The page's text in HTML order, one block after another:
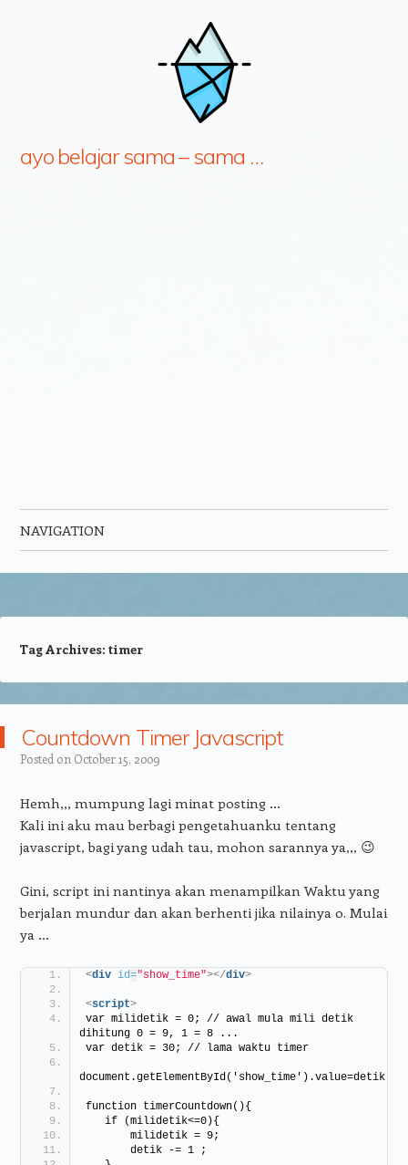
ayo belajar sama – sama …
NAVIGATION
Tag Archives: timer
Countdown Timer Javascript
Posted on October 15, 2009
Hemh,,, mumpung lagi minat posting …
Kali ini aku mau berbagi pengetahuanku tentang
javascript, bagi yang udah tau, mohon sarannya ya,,, 😉
Gini, script ini nantinya akan menampilkan Waktu yang
berjalan mundur dan akan berhenti jika nilainya 0. Mulai
ya …
<div id="show_time"></div>
<script>
var milidetik = 0; // awal mula mili detik
dihitung 0 = 9, 1 = 8 ...
var detik = 30; // lama waktu timer
document.getElementById('show_time').value=detik;
function timerCountdown(){
   if (milidetik<=0){
       milidetik = 9;
       detik -= 1 ;